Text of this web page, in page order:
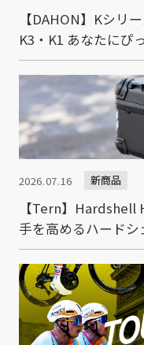
【DAHON】Kシリ
K3・K1 あなたにぴ
2026.07.16 新商品
【Tern】Hardshell
手を高めるハード